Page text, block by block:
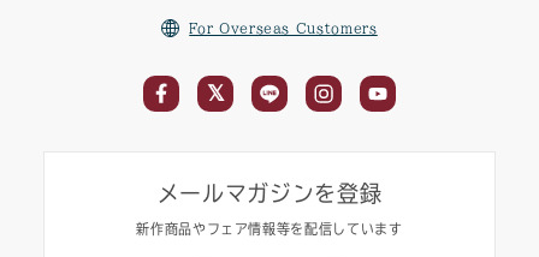
For Overseas Customers
メールマガジンを登録
新作商品やフェア情報等を配信しています